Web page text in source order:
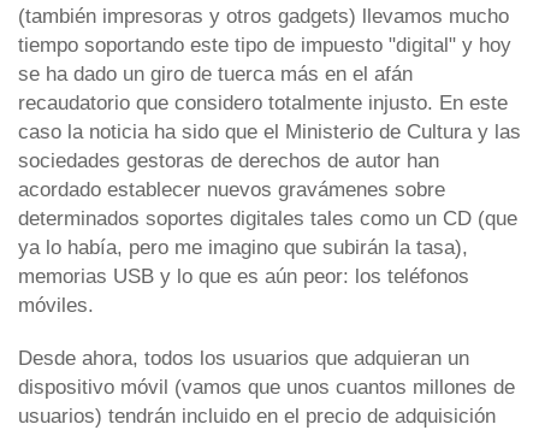
(también impresoras y otros gadgets) llevamos mucho
tiempo soportando este tipo de impuesto "digital" y hoy
se ha dado un giro de tuerca más en el afán
recaudatorio que considero totalmente injusto. En este
caso la noticia ha sido que el Ministerio de Cultura y las
sociedades gestoras de derechos de autor han
acordado establecer nuevos gravámenes sobre
determinados soportes digitales tales como un CD (que
ya lo había, pero me imagino que subirán la tasa),
memorias USB y lo que es aún peor: los teléfonos
móviles.
Desde ahora, todos los usuarios que adquieran un
dispositivo móvil (vamos que unos cuantos millones de
usuarios) tendrán incluido en el precio de adquisición